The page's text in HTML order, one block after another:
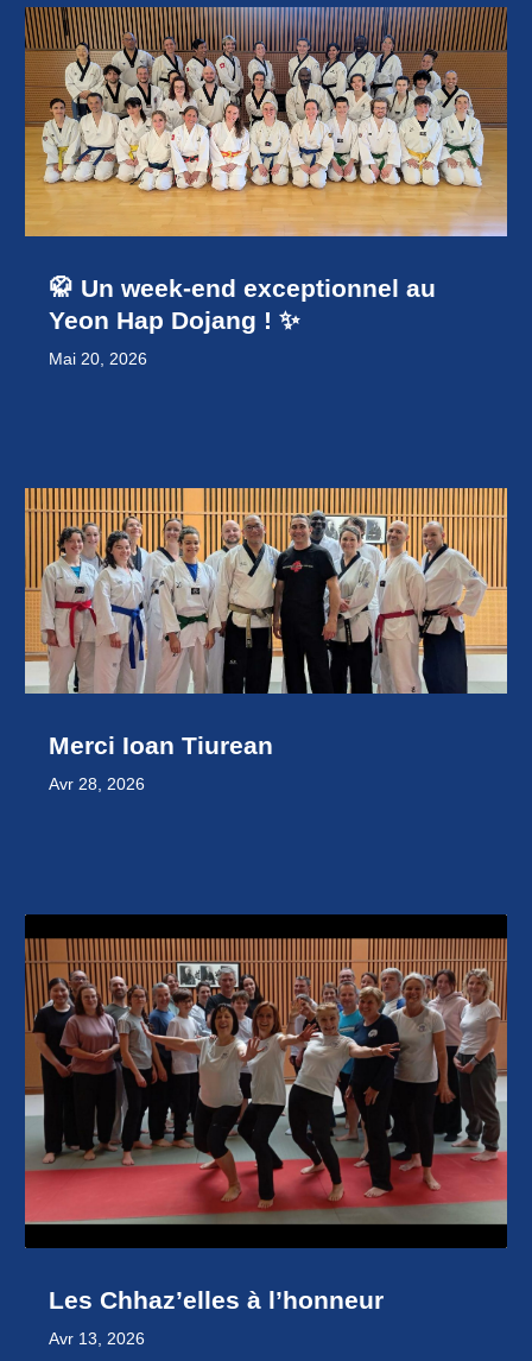
🥋 Un week-end exceptionnel au
Yeon Hap Dojang ! ✨
Mai 20, 2026
Merci Ioan Tiurean
Avr 28, 2026
Les Chhaz’elles à l’honneur
Avr 13, 2026